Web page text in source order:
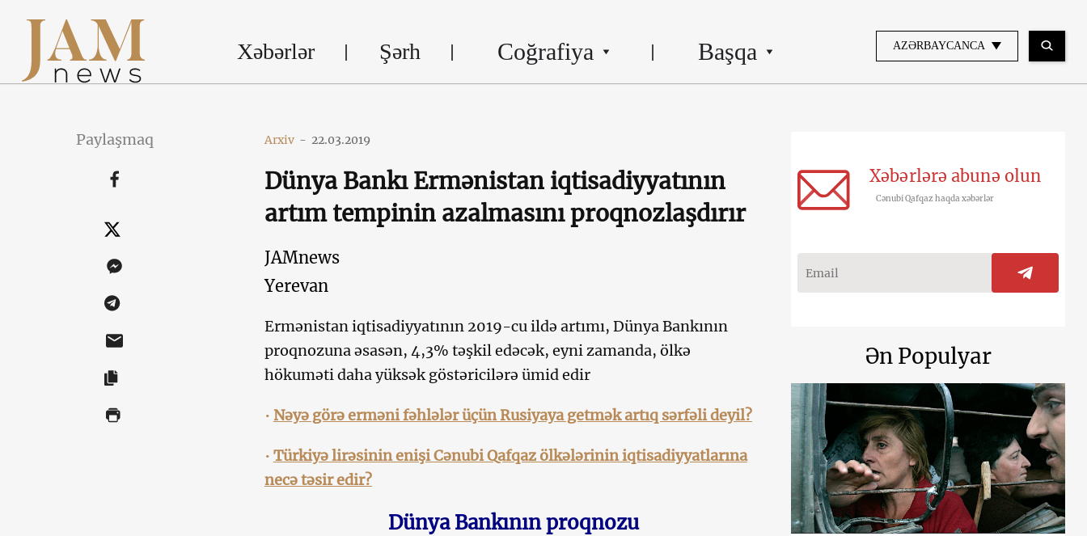
Xəbərlər Şərh Coğrafiya Başqa AZƏRBAYCANCA
Paylaşmaq Arxiv - 22.03.2019
Dünya Bankı Ermənistan iqtisadiyyatının
artım tempinin azalmasını proqnozlaşdırır
JAMnews
Yerevan
Ermənistan iqtisadiyyatının 2019-cu ildə artımı, Dünya Bankının
proqnozuna əsasən, 4,3% təşkil edəcək, eyni zamanda, ölkə
hökuməti daha yüksək göstəricilərə ümid edir
• Nəyə görə erməni fəhlələr üçün Rusiyaya getmək artıq sərfəli deyil?
• Türkiyə lirəsinin enişi Cənubi Qafqaz ölkələrinin iqtisadiyyatlarına
necə təsir edir?
Dünya Bankının proqnozu
Xəbərlərə abunə olun
Cənubi Qafqaz haqda xəbərlər
Ən Populyar